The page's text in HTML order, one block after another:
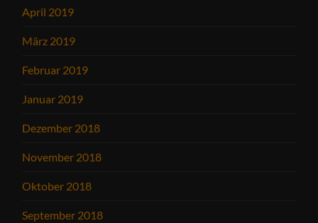
April 2019
März 2019
Februar 2019
Januar 2019
Dezember 2018
November 2018
Oktober 2018
September 2018